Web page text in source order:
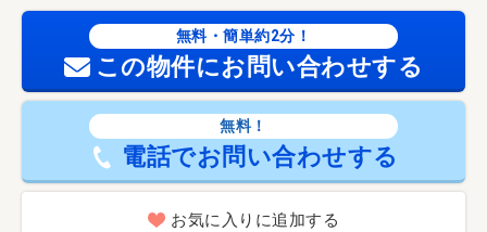
無料・簡単約2分！
この物件にお問い合わせする
無料！
電話でお問い合わせする
お気に入りに追加する